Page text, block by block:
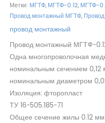
Метки: МГТФ, МГТФ-0.12, МГТФ-
Провод монтажный МГТФ,
провод монтажный
Провод монтажный МГТФ-
Одна многопроволочная
номинальным сечением 0,12
номинальным диаметром
Изоляция: фторопласт
ТУ 16-505.185-71
Общее сечение жилы 0.12